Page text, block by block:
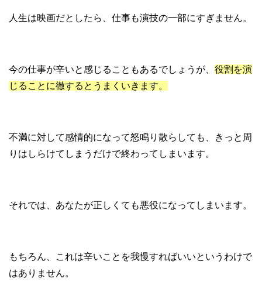
人生は映画だとしたら、仕事も演技の一部にすぎません。
今の仕事が辛いと感じることもあるでしょうが、 役割を演
じることに徹するとうまくいきます。
不満に対して感情的になって怒鳴り散らしても、きっと周
りはしらけてしまうだけで終わってしまいます。
それでは、あなたが正しくても悪役になってしまいます。
もちろん、これは辛いことを我慢すればいいというわけで
はありません。